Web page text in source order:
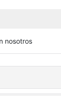
nosotros